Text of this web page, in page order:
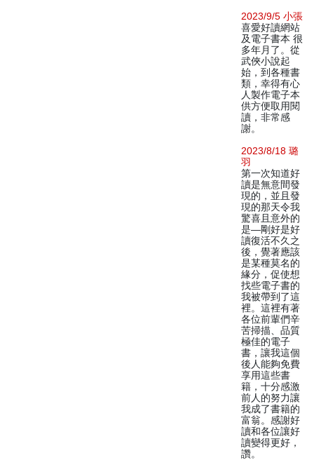
2023/9/5 小張
喜愛好讀網站
及電子書本 很
多年月了。從
武俠小說起
始，到各種書
類，幸得有心
人製作電子本
供方便取用閱
讀，非常感
謝。
2023/8/18 璐
羽
第一次知道好
讀是無意間發
現的，並且發
現的那天令我
驚喜且意外的
是—剛好是好
讀復活不久之
後，覺著應該
是某種莫名的
緣分，促使想
找些電子書的
我被帶到了這
裡。這裡有著
各位前輩們辛
苦掃描、品質
極佳的電子
書，讓我這個
後人能夠免費
享用這些書
籍，十分感激
前人的努力讓
我成了書籍的
富翁。感謝好
讀和各位讓好
讀變得更好，
讚。